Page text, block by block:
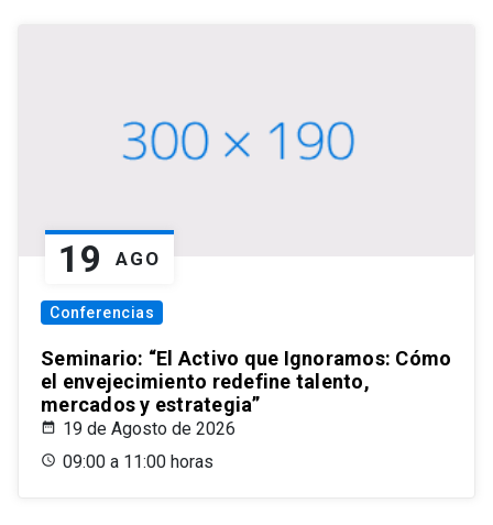
19 AGO
Conferencias
Seminario: “El Activo que Ignoramos: Cómo
el envejecimiento redefine talento,
mercados y estrategia”
19 de Agosto de 2026
09:00 a 11:00 horas